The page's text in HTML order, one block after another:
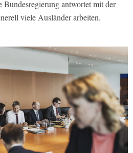
antwortet mit der
viele Ausländer arbeiten.